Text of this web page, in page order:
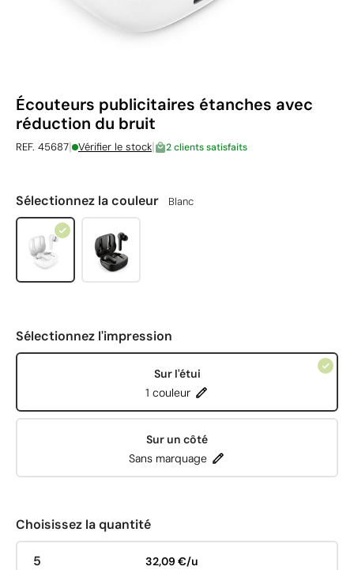
Écouteurs publicitaires étanches avec
réduction du bruit
REF. 45687| Vérifier le stock| 2 clients satisfaits
Sélectionnez la couleur Blanc
Sélectionnez l'impression
Sur l'étui
1 couleur
Sur un côté
Sans marquage
Choisissez la quantité
5 32,09 €/u